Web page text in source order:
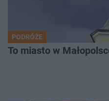
PODRÓŻE
To miasto w